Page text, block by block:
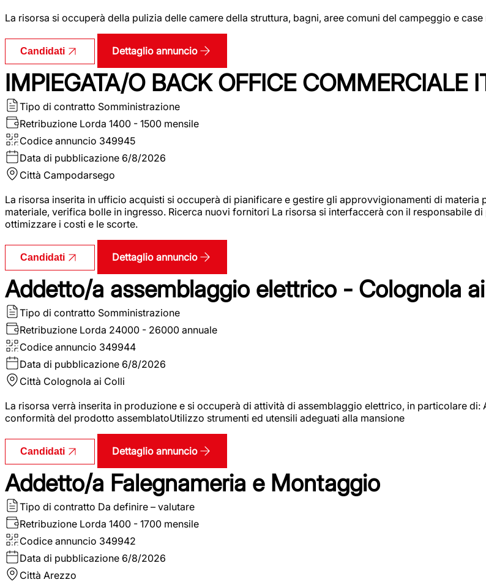
La risorsa si occuperà della pulizia delle camere della struttura, bagni, aree comuni del campeggio e case
Candidati Dettaglio annuncio
IMPIEGATA/O BACK OFFICE COMMERCIALE
Tipo di contratto Somministrazione
Retribuzione Lorda 1400 - 1500 mensile
Codice annuncio 349945
Data di pubblicazione 6/8/2026
Città Campodarsego
La risorsa inserita in ufficio acquisti si occuperà di pianificare e gestire gli approvvigionamenti di
materiale, verifica bolle in ingresso. Ricerca nuovi fornitori La risorsa si interfaccerà con il responsabile
ottimizzare i costi e le scorte.
Candidati Dettaglio annuncio
Addetto/a assemblaggio elettrico - Colognola
Tipo di contratto Somministrazione
Retribuzione Lorda 24000 - 26000 annuale
Codice annuncio 349944
Data di pubblicazione 6/8/2026
Città Colognola ai Colli
La risorsa verrà inserita in produzione e si occuperà di attività di assemblaggio elettrico, in particolare
conformità del prodotto assemblatoUtilizzo strumenti ed utensili adeguati alla mansione
Candidati Dettaglio annuncio
Addetto/a Falegnameria e Montaggio
Tipo di contratto Da definire – valutare
Retribuzione Lorda 1400 - 1700 mensile
Codice annuncio 349942
Data di pubblicazione 6/8/2026
Città Arezzo